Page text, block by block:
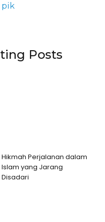
pik
Posts
Hikmah Perjalanan dalam
Islam yang Jarang
Disadari